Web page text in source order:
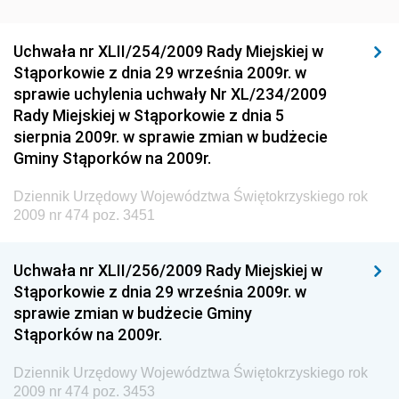
Środowiska
Dziennik Urzędowy Ministerstwa Administracji,
Gospodarki Terenowej i Ochrony Środowiska
Dziennik Urzędowy Ministerstwa Administracji i
Gospodarki Przestrzennej
Dziennik Urzędowy Unii Europejskiej, L
Dziennik Urzędowy Ministerstwa Komunikacji
Chemicznego i Lekkiego
Dziennik Urzędowy Ministerstwa Rolnictwa i
Gospodarki Żywnościowej
Społecznej
Uchwała nr XLII/254/2009 Rady Miejskiej w
Stąporkowie z dnia 29 września 2009r. w
sprawie uchylenia uchwały Nr XL/234/2009
Rady Miejskiej w Stąporkowie z dnia 5
sierpnia 2009r. w sprawie zmian w budżecie
Gminy Stąporków na 2009r.
Dziennik Urzędowy Województwa Świętokrzyskiego rok
2009 nr 474 poz. 3451
Uchwała nr XLII/256/2009 Rady Miejskiej w
Stąporkowie z dnia 29 września 2009r. w
sprawie zmian w budżecie Gminy
Stąporków na 2009r.
Dziennik Urzędowy Województwa Świętokrzyskiego rok
2009 nr 474 poz. 3453